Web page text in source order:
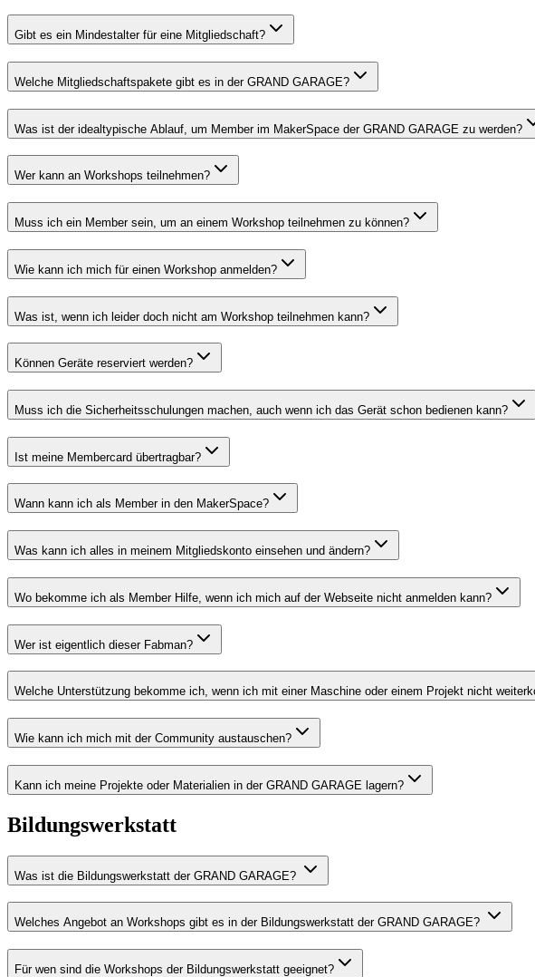
Gibt es ein Mindestalter für eine Mitgliedschaft?
Welche Mitgliedschaftspakete gibt es in der GRAND GARAGE?
Was ist der idealtypische Ablauf, um Member im MakerSpace der GRAND GARAGE zu werden?
Wer kann an Workshops teilnehmen?
Muss ich ein Member sein, um an einem Workshop teilnehmen zu können?
Wie kann ich mich für einen Workshop anmelden?
Was ist, wenn ich leider doch nicht am Workshop teilnehmen kann?
Können Geräte reserviert werden?
Muss ich die Sicherheitsschulungen machen, auch wenn ich das Gerät schon bedienen kann?
Ist meine Membercard übertragbar?
Wann kann ich als Member in den MakerSpace?
Was kann ich alles in meinem Mitgliedskonto einsehen und ändern?
Wo bekomme ich als Member Hilfe, wenn ich mich auf der Webseite nicht anmelden kann?
Wer ist eigentlich dieser Fabman?
Welche Unterstützung bekomme ich, wenn ich mit einer Maschine oder einem Projekt nicht
Wie kann ich mich mit der Community austauschen?
Kann ich meine Projekte oder Materialien in der GRAND GARAGE lagern?
Bildungswerkstatt
Was ist die Bildungswerkstatt der GRAND GARAGE?
Welches Angebot an Workshops gibt es in der Bildungswerkstatt der GRAND GARAGE?
Für wen sind die Workshops der Bildungswerkstatt geeignet?